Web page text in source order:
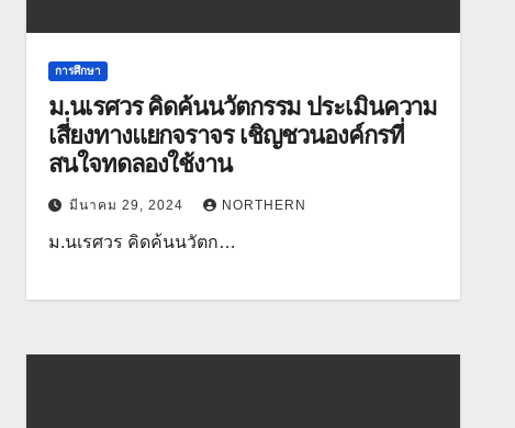
การศึกษา
ม.นเรศวร คิดค้นนวัตกรรม ประเมินความ
เสี่ยงทางแยกจราจร เชิญชวนองค์กรที่
สนใจทดลองใช้งาน
มีนาคม 29, 2024 NORTHERN
ม.นเรศวร คิดค้นนวัตก…